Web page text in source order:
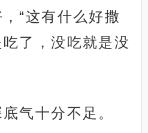
“这有什么好撒
了，没吃就是没
气十分不足。